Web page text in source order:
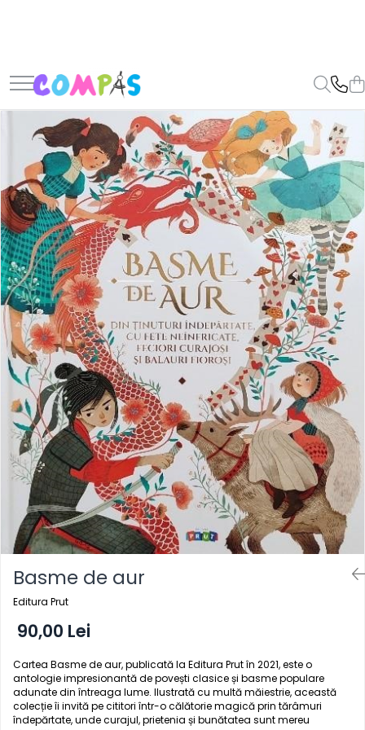
Noutăți Librăria Compas
Souvenir România
Rechizite școlare
Instrumente de scris
Pixuri
Stilouri școlare
Rollere și finelinere
Markere și textmarkere
Creioane grafice
Creioane mecanice
Creioane colorate
Creioane cerate
Carioci
Radiere
Ascutițori
Corectoare și lipici
Mine și rezerve
Cretă școlară și creativă
Accesorii școlare
Coperți caiete si cărți
Etichete școlare
Carnete pentru elevi
Foarfece școlare
Globuri pământești
Cutii sandwich și caserole
Termosuri
Pahare și sticle pentru scoală
Cutii pentru depozitare
Basme de aur
Editura Prut
90,00 Lei
Cartea Basme de aur, publicată la Editura Prut în 2021, este o
antologie impresionantă de povești clasice și basme populare
adunate din întreaga lume. Ilustrată cu multă măiestrie, această
colecție îi invită pe cititori într-o călătorie magică prin tărâmuri
îndepărtate, unde curajul, prietenia și bunătatea sunt mereu